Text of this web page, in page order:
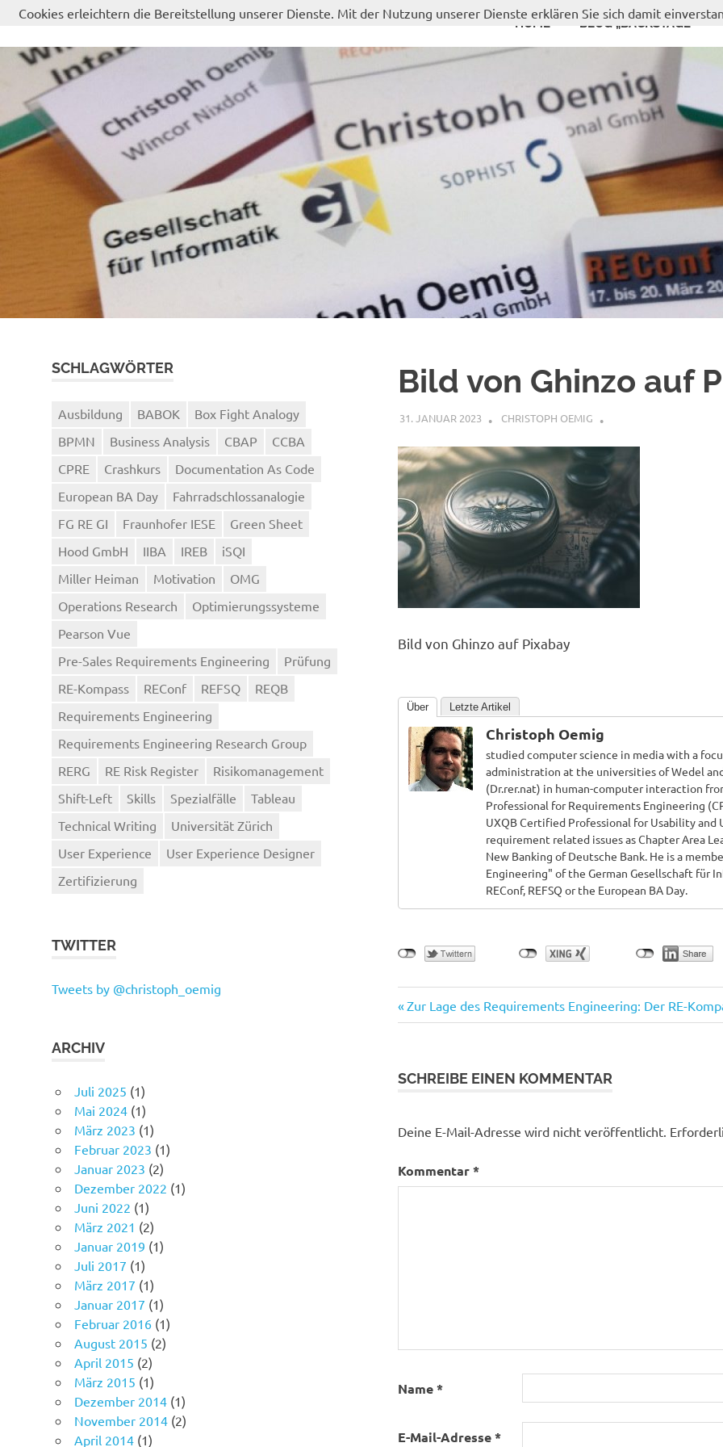
Zum
springen
HOME BLOG „BACKSTAGE“
Bild von Ghinzo auf
31. JANUAR 2023 CHRISTOPH OEMIG
Bild von Ghinzo auf Pixabay
Über Letzte Artikel
Christoph Oemig
studied computer science in media with a
administration at the universities of Wedel
(Dr.rer.nat) in human-computer interaction
Professional for Requirements Engineering
UXQB Certified Professional for Usability and
requirement related issues as Chapter Area
New Banking of Deutsche Bank. He is a
Engineering" of the German Gesellschaft für
REConf, REFSQ or the European BA Day.
Beitragsnavigation
Vorheriger
Beitrag:
Zur Lage des Requirements Engineering: Der RE-
SCHREIBE EINEN KOMMENTAR
Deine E-Mail-Adresse wird nicht veröffentlicht.
Kommentar*
Name*
E-Mail-Adresse*
SCHLAGWÖRTER
Ausbildung BABOK
Box Fight Analogy
BPMN
Business Analysis CBAP
CCBA
CPRE
Crashkurs
Documentation As Code
European BA Day
Fahrradschlossanalogie
FG RE GI
Fraunhofer IESE
Green Sheet
Hood GmbH
IIBA IREB
iSQI
Miller Heiman
Motivation
OMG
Operations Research
Optimierungssysteme
Pearson Vue
Pre-Sales Requirements Engineering
Prüfung
RE-Kompass
REConf REFSQ
REQB
Requirements Engineering
Requirements Engineering Research Group
RERG
RE Risk Register
Risikomanagement
Shift-Left
Skills Spezialfälle
Tableau
Technical Writing
Universität Zürich
User Experience
User Experience Designer
Zertifizierung
TWITTER
Tweets by @christoph_oemig
ARCHIV
Juli 2025 (1)
Mai 2024(1)
März 2023 (1)
Februar 2023 (1)
Januar 2023 (2)
Dezember 2022 (1)
Juni 2022 (1)
März 2021 (2)
Januar 2019 (1)
Juli 2017 (1)
März 2017 (1)
Januar 2017 (1)
Februar 2016(1)
August 2015 (2)
April 2015 (2)
März 2015 (1)
Dezember 2014(1)
November 2014(2)
April 2014(1)
Cookies erleichtern die Bereitstellung unserer Dienste. Mit der Nutzung unserer Dienste erklären Sie sich damit